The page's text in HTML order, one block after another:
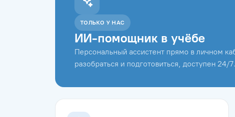
ТОЛЬКО У НАС
ИИ-помощник в учёбе
Персональный ассистент прямо в личном
разобраться и подготовиться, доступен 24/7.